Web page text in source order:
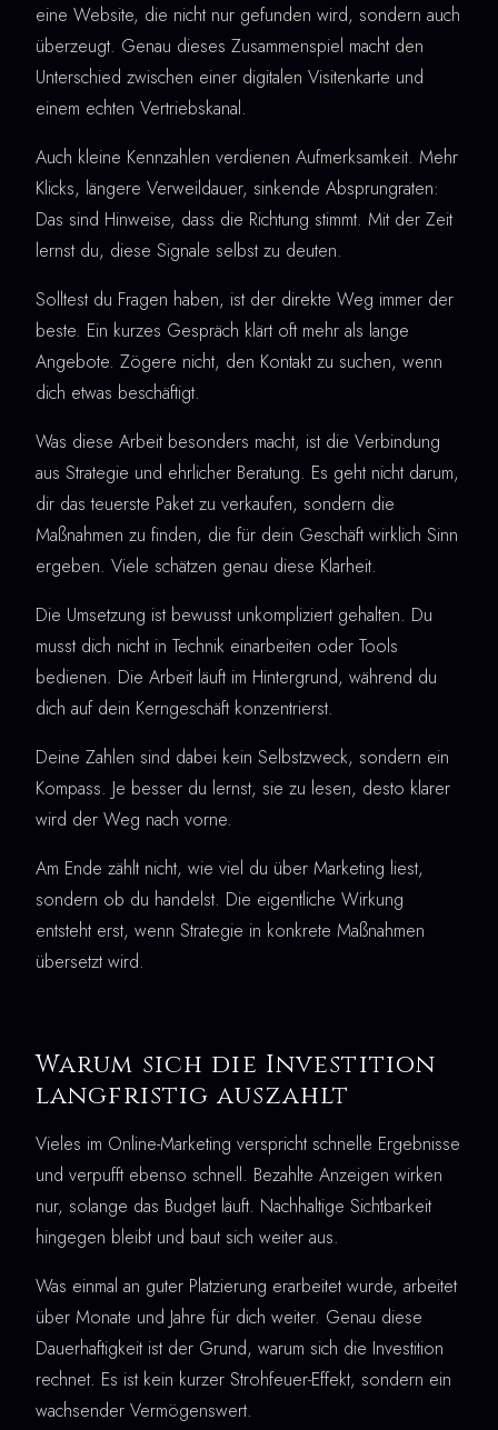
eine Website, die nicht nur gefunden wird, sondern auch
überzeugt. Genau dieses Zusammenspiel macht den
Unterschied zwischen einer digitalen Visitenkarte und
einem echten Vertriebskanal.
Auch kleine Kennzahlen verdienen Aufmerksamkeit. Mehr
Klicks, längere Verweildauer, sinkende Absprungraten:
Das sind Hinweise, dass die Richtung stimmt. Mit der Zeit
lernst du, diese Signale selbst zu deuten.
Solltest du Fragen haben, ist der direkte Weg immer der
beste. Ein kurzes Gespräch klärt oft mehr als lange
Angebote. Zögere nicht, den Kontakt zu suchen, wenn
dich etwas beschäftigt.
Was diese Arbeit besonders macht, ist die Verbindung
aus Strategie und ehrlicher Beratung. Es geht nicht darum,
dir das teuerste Paket zu verkaufen, sondern die
Maßnahmen zu finden, die für dein Geschäft wirklich Sinn
ergeben. Viele schätzen genau diese Klarheit.
Die Umsetzung ist bewusst unkompliziert gehalten. Du
musst dich nicht in Technik einarbeiten oder Tools
bedienen. Die Arbeit läuft im Hintergrund, während du
dich auf dein Kerngeschäft konzentrierst.
Deine Zahlen sind dabei kein Selbstzweck, sondern ein
Kompass. Je besser du lernst, sie zu lesen, desto klarer
wird der Weg nach vorne.
Am Ende zählt nicht, wie viel du über Marketing liest,
sondern ob du handelst. Die eigentliche Wirkung
entsteht erst, wenn Strategie in konkrete Maßnahmen
übersetzt wird.
Warum sich die Investition
langfristig auszahlt
Vieles im Online-Marketing verspricht schnelle Ergebnisse
und verpufft ebenso schnell. Bezahlte Anzeigen wirken
nur, solange das Budget läuft. Nachhaltige Sichtbarkeit
hingegen bleibt und baut sich weiter aus.
Was einmal an guter Platzierung erarbeitet wurde, arbeitet
über Monate und Jahre für dich weiter. Genau diese
Dauerhaftigkeit ist der Grund, warum sich die Investition
rechnet. Es ist kein kurzer Strohfeuer-Effekt, sondern ein
wachsender Vermögenswert.